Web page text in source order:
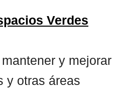
Verdes
y mejorar
y otras áreas